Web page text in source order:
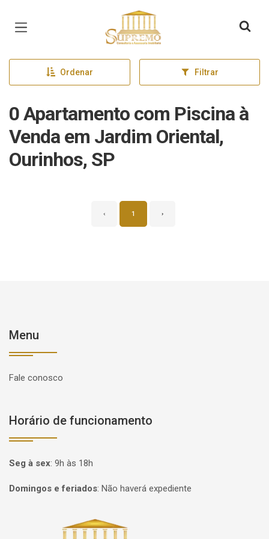
Página inicial
Ordenar Filtrar
0 Apartamento com Piscina à
Venda em Jardim Oriental,
Ourinhos, SP
‹ 1 ›
Menu
Fale conosco
Horário de funcionamento
Seg à sex: 9h às 18h
Domingos e feriados: Não haverá expediente
Página inicial